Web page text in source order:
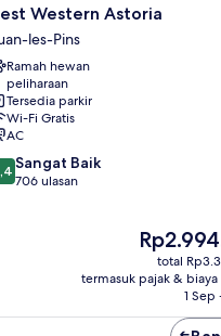
Western Astoria
les-Pins
Ramah hewan
peliharaan
Tersedia parkir
Wi-Fi Gratis
AC
Sangat Baik
706 ulasan
Harga
sekarang
total
termasuk pajak & biaya
1 Sep